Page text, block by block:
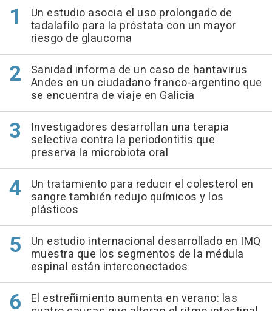
Un estudio asocia el uso prolongado de
tadalafilo para la próstata con un mayor
riesgo de glaucoma
Sanidad informa de un caso de hantavirus
Andes en un ciudadano franco-argentino que
se encuentra de viaje en Galicia
Investigadores desarrollan una terapia
selectiva contra la periodontitis que
preserva la microbiota oral
Un tratamiento para reducir el colesterol en
sangre también redujo químicos y los
plásticos
Un estudio internacional desarrollado en IMQ
muestra que los segmentos de la médula
espinal están interconectados
El estreñimiento aumenta en verano: las